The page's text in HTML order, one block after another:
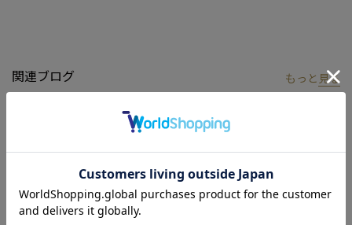
1977年、栃木県生まれ。大学卒業後、セレクトショップ
最終的にはメンズカジュアル部門のクリエイティブディレクター
を務める。2023年3月に独立し、現在は自身のブランド
〈Unlikely（アンライクリー）〉および〈The Hermit Club（ザ
関連ブログ もっと 見る